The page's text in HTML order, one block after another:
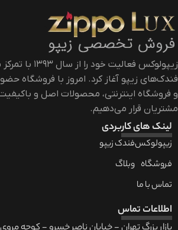
زیپولوکس فعالیت
فندک‌های زیپو آغاز کرد. امروز با فروشگاه
و فروشگاه اینترنتی، محصولات اصل و باکیفیت
مشتریان قرار می‌دهیم.
لینک های کاربردی
زیپولوکس
فروشگاه
تماس با ما
فندک زیپو
وبلاگ
اطلاعات تماس